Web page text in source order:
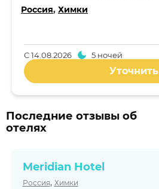
Россия, Химки
С14.08.2026 5 ночей
Уточнить
Последние отзывы об
отелях
Meridian Hotel
Россия, Химки